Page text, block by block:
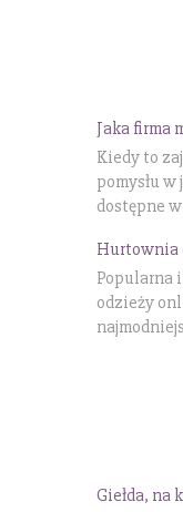
Jaka firma
Kiedy to
pomysłu
dostępne
Hurtownia
Popularna
odzieży
Giełda, na